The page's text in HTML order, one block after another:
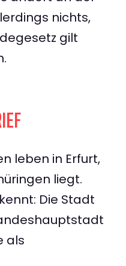
nichts,
gilt
leben in Erfurt,
liegt.
Die Stadt
als